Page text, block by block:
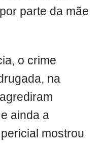
parte da mãe
o crime
na
ainda a
mostrou